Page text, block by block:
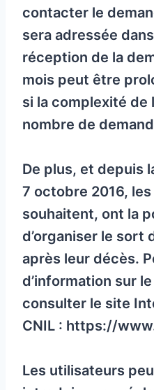
contacter le
sera adressée
réception de la
mois peut être
si la complexité de
nombre de
De plus, et depuis
7 octobre 2016,
souhaitent, ont la
d’organiser le sort
après leur décès.
d’information sur
consulter le site
CNIL : https://
Les utilisateurs